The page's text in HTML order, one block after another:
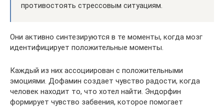
противостоять стрессовым ситуациям.
Они активно синтезируются в те моменты, когда мозг
идентифицирует положительные моменты.
Каждый из них ассоциирован с положительными
эмоциями. Дофамин создает чувство радости, когда
человек находит то, что хотел найти. Эндорфин
формирует чувство забвения, которое помогает